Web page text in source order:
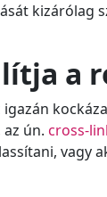
kizárólag
a
ún. cross-
vagy